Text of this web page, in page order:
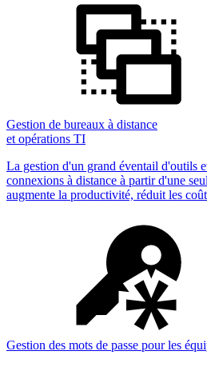
Gestion de bureaux à distance
et opérations TI
La gestion d'un grand éventail d'outils
connexions à distance à partir d'une
augmente la productivité, réduit les
Gestion des mots de passe pour les